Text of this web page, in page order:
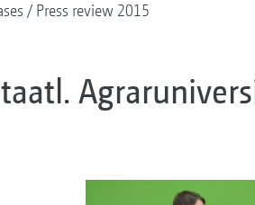
Press review 2015